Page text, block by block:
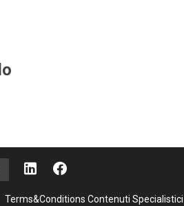
Terms&Conditions Contenuti Specialistici